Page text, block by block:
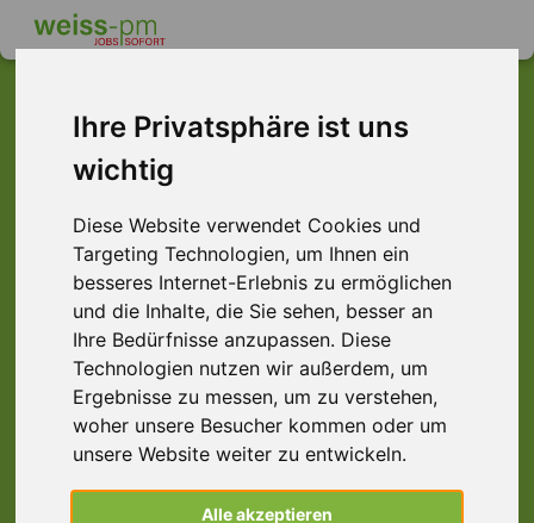
Ihre Privatsphäre ist uns
wichtig
Diese Website verwendet Cookies und
Targeting Technologien, um Ihnen ein
besseres Internet-Erlebnis zu ermöglichen
und die Inhalte, die Sie sehen, besser an
Ihre Bedürfnisse anzupassen. Diese
Technologien nutzen wir außerdem, um
Ergebnisse zu messen, um zu verstehen,
woher unsere Besucher kommen oder um
unsere Website weiter zu entwickeln.
Alle akzeptieren
Dieser Job ist leider
nicht mehr verfügbar ...
... aber vielleicht ist hier etwas dabei:
Maschinenbediener (m/w/d)